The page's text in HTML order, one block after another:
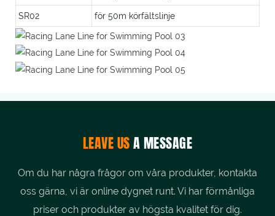
SR02 för 50m körfältslinje
LEAVE USA MESSAGE
Om du har några frågor om våra produkter, kontakta
oss gärna, vi är online dygnet runt. Vi har förmånliga
priser och produkter av högsta kvalitet för dig.